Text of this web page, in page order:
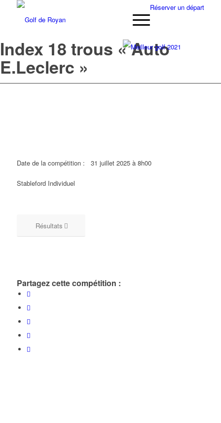
Réserver un départ
Index 18 trous « Auto
E.Leclerc »
Date de la compétition : 31 juillet 2025 à 8h00
Stableford Individuel
Résultats
Partagez cette compétition :